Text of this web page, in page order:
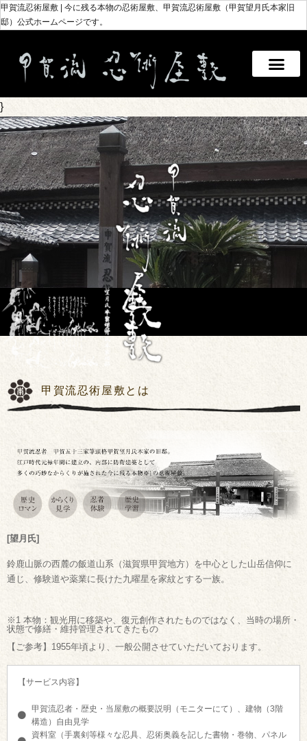
甲賀流忍術屋敷 | 今に残る本物の忍術屋敷、甲賀流忍術屋敷（甲賀望月氏本家旧
邸）公式ホームページです。
}
甲賀流忍術屋敷とは
[望月氏]
鈴鹿山脈の西麓の飯道山系（滋賀県甲賀地方）を中心とした山岳信仰に
通じ、修験道や薬業に長けた九曜星を家紋とする一族。
※1 本物：観光用に移築や、復元創作されたものではなく、当時の場所・
状態で修繕・維持管理されてきたもの
【ご参考】1955年頃より、一般公開させていただいております。
【サービス内容】
甲賀流忍者・歴史・当屋敷の概要説明（モニターにて）、建物（3階
構造）自由見学
資料室（手裏剣等様々な忍具、忍術奥義を記した書物・巻物、パネル